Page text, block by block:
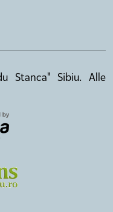
Stanca" Sibiu. Alle